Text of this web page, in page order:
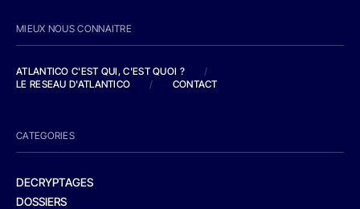
MIEUX NOUS CONNAITRE
ATLANTICO C'EST QUI, C'EST QUOI ?
/
LE RESEAU D'ATLANTICO
/ CONTACT
CATEGORIES
DECRYPTAGES
DOSSIERS